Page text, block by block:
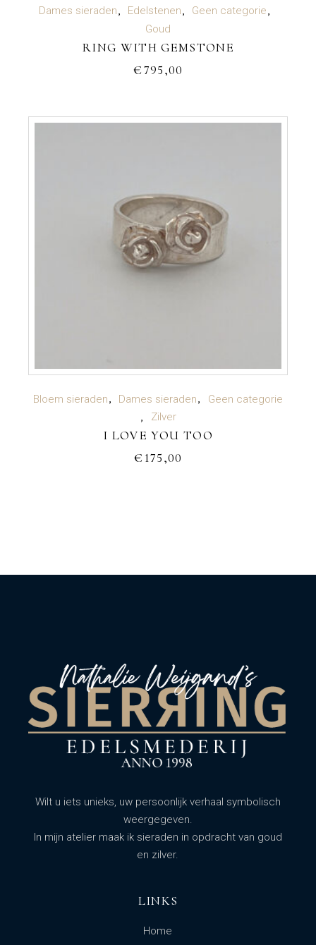
Dames sieraden
Edelstenen
Geen categorie
Goud
RING WITH GEMSTONE
€795,00
TOEVOEGEN AAN WINKELWAGEN
Bloem sieraden Dames sieraden
Geen categorie
Zilver
I LOVE YOU TOO
€ 175,00
Wilt u iets unieks, uw persoonlijk verhaal symbolisch
weergegeven.
In mijn atelier maak ik sieraden in opdracht van goud
en zilver.
LINKS
Home